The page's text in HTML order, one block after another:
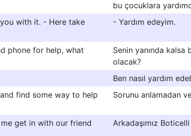
bu çocuklara
with it. - Here take
- Yardım edeyim.
phone for help, what
Senin yanında
olacak?
Ben nasıl yardım
find some way to help
Sorunu anlamadan
get in with our friend
Arkadaşımız